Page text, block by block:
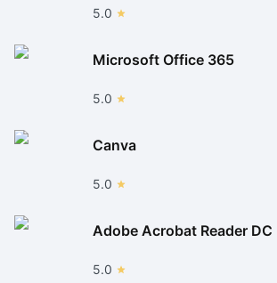
5.0
Microsoft Office 365
5.0
Canva
5.0
Adobe Acrobat Reader DC
5.0